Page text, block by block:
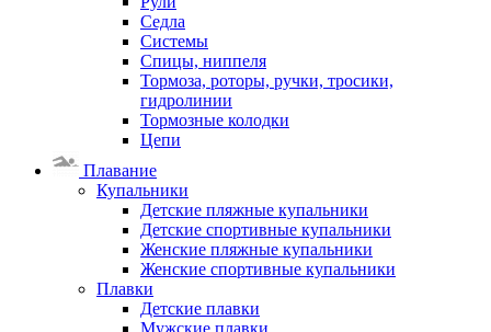
Седла
Системы
Спицы, ниппеля
Тормоза, роторы, ручки, тросики,
гидролинии
Тормозные колодки
Цепи
Плавание
Купальники
Детские пляжные купальники
Детские спортивные купальники
Женские пляжные купальники
Женские спортивные купальники
Плавки
Детские плавки